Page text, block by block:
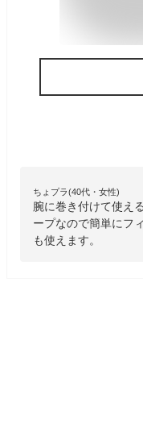
ちょプラ(40代・女性)
腕に巻き付けて使え
ープなので簡単にフ
も使えます。